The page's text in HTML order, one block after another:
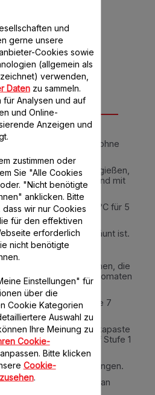
auf 120°C für 5 Min. ohne
Esslöffel Olivenöl hineingießen,
dazugeben und mit
abschmecken.
und Stufe 1 bei 120°C für 5
einstellen.
bis es leicht gebräunt ist.
stellen.
zwei Knoblauchzehen, die
abgetropften Dosentomaten
und 15 Min. auf Stufe 7
zerkleinern.
die Choricero-Paprikapaste
dazugeben. 5 Min. auf Stufe 1
einstellen.
den Rühraufsatz anbringen.
die Brühe und den Safran
und
gerne unsere
Cookies sowie
(allgemein als
verwenden,
Datenzu sammeln.
Analysen und auf
und Online-
Anzeigen und
zustimmen oder
Sie "Alle Cookies
"Nicht benötigte
anklicken. Bitte
wir nur Cookies
für den effektiven
erforderlich
nicht benötigte
Einstellungen" für
über die
Cookie Kategorien
Auswahl zu
Ihre Meinung zu
Cookie-
Bitte klicken
Cookie-
.